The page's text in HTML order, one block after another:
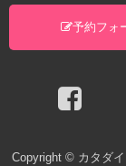
予約フォ
Copyright © カタダ